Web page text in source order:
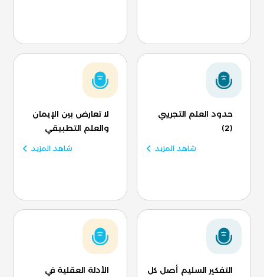
حدود العلم التجريبي
(2)
شاهد المزيد
لا تعارض بين الإيمان
والعلم التطبيقي
شاهد المزيد
التفكير السليم أصل كل
الأدلة العقلية في